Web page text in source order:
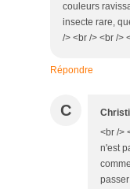
couleurs
insecte rare,
/> <br /> <br />
Répondre
C
<br />
n'est